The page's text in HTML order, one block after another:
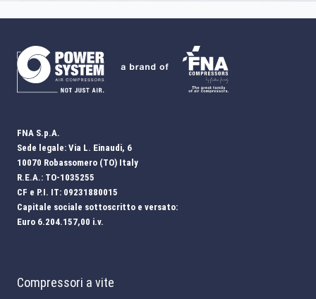
FNA S.p.A.
Sede legale: Via L. Einaudi, 6
10070 Robassomero (TO) Italy
R.E.A.: TO-1035255
CF e P.I. IT: 09231880015
Capitale sociale sottoscritto e versato:
Euro 6.204.157,00 i.v.
Compressori a vite